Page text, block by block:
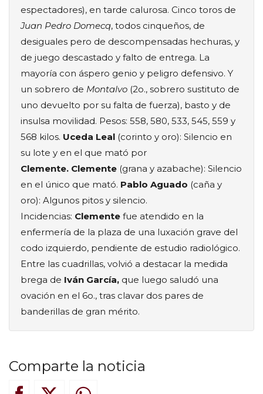
espectadores), en tarde calurosa. Cinco toros de
Juan Pedro Domecq, todos cinqueños, de
desiguales pero de descompensadas hechuras, y
de juego descastado y falto de entrega. La
mayoría con áspero genio y peligro defensivo. Y
un sobrero de Montalvo (2o., sobrero sustituto de
uno devuelto por su falta de fuerza), basto y de
insulsa movilidad. Pesos: 558, 580, 533, 545, 559 y
568 kilos. Uceda Leal (corinto y oro): Silencio en
su lote y en el que mató por
Clemente. Clemente (grana y azabache): Silencio
en el único que mató. Pablo Aguado (caña y
oro): Algunos pitos y silencio.
Incidencias: Clemente fue atendido en la
enfermería de la plaza de una luxación grave del
codo izquierdo, pendiente de estudio radiológico.
Entre las cuadrillas, volvió a destacar la medida
brega de Iván García, que luego saludó una
ovación en el 6o., tras clavar dos pares de
banderillas de gran mérito.
Comparte la noticia